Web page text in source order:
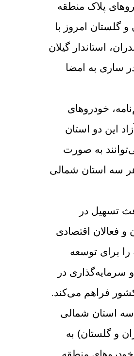
پلاک منطقه
و گلستان امروز با
استاندار گیلان
ساری به امضا
خودروهای
این دو استان
به صورت
هر سه استان شمالی
تسهیل در
فعالان اقتصادی
را برای توسعه
در
فراهم می‌کند.
استان شمالی
و گلستان) به